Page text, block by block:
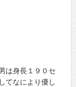
は身長１９０セ
てなにより優し